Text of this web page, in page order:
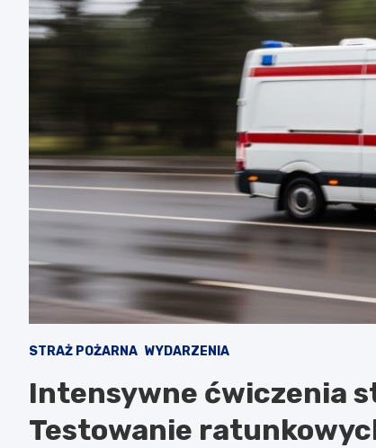
STRAŻ POŻARNA WYDARZENIA
Intensywne ćwiczenia
Testowanie